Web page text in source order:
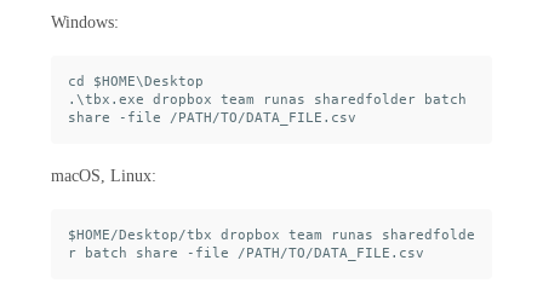
Windows:
cd $HOME\Desktop
.\tbx.exe dropbox team runas sharedfolder batch
macOS, Linux:
$HOME/Desktop/tbx dropbox team runas sharedfolde